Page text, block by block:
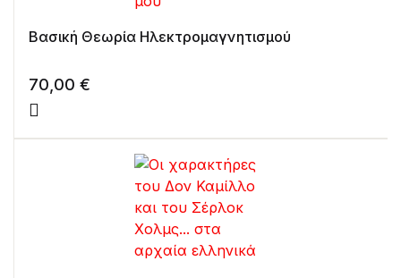
Βασική Θεωρία Ηλεκτρομαγνητισμού
70,00 €